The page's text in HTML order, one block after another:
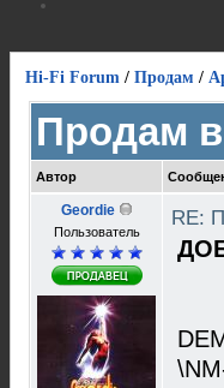
Hi-Fi Forum / Продам /
Продам
Автор
Geordie
Пользователь
RE: